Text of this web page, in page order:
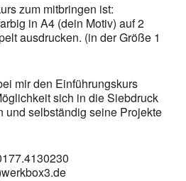
zum mitbringen ist:
in A4 (dein Motiv) auf 2
ausdrucken. (in der Größe 1
mir den Einführungskurs
sich in die Siebdruck
und selbständig seine Projekte